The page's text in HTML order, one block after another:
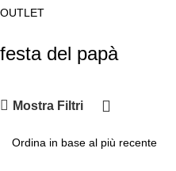
OUTLET
festa del papà
Mostra Filtri